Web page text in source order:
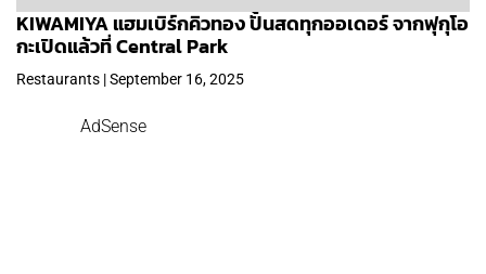
KIWAMIYA แฮมเบิร์กคิวทอง ปั้นสดทุกออเดอร์ จากฟุกุโอ
กะเปิดแล้วที่ Central Park
Restaurants | September 16, 2025
AdSense